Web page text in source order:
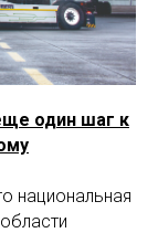
один шаг к
национальная